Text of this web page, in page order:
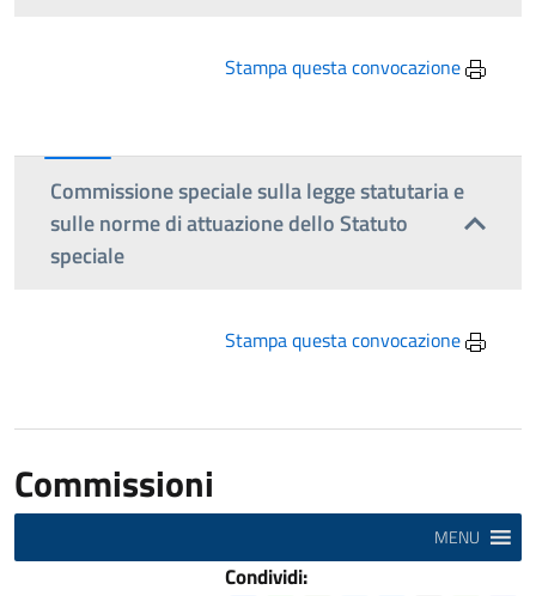
Stampa questa convocazione
Commissione speciale sulla legge statutaria e
sulle norme di attuazione dello Statuto
speciale
Stampa questa convocazione
Commissioni
MENU
Condividi: